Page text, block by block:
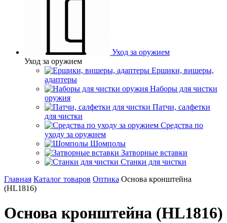
Уход за оружием
Уход за оружием
Ершики, вишеры,
адаптеры
Наборы для чистки
оружия
Патчи, салфетки
для чистки
Средства по
уходу за оружием
Шомполы
Затворные вставки
Станки для чистки
Главная Каталог товаров Оптика Основа кронштейна
(НL1816)
Основа кронштейна (НL1816)